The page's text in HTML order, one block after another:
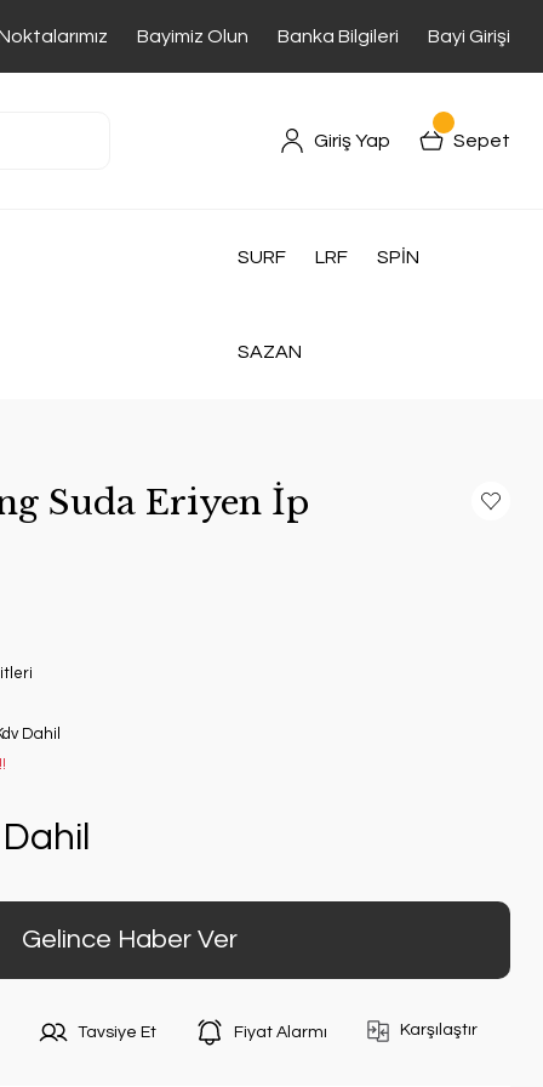
Bayimiz Olun Banka Bilgileri Bayi Girişi
Giriş Yap Sepet
SURF LRF SPİN
SAZAN
Suda Eriyen İp
Dahil
Gelince Haber Ver
Tavsiye Et Fiyat Alarmı Karşılaştır